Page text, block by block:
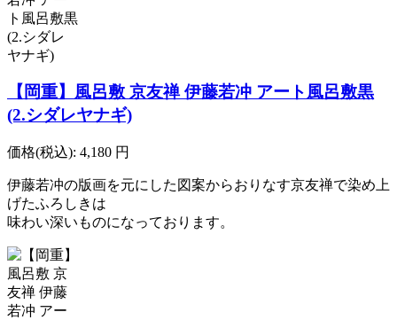
【岡重】風呂敷 京友禅 伊藤若冲 アート風呂敷黒
(2.シダレヤナギ)
価格(税込): 4,180 円
伊藤若冲の版画を元にした図案からおりなす京友禅で染め上
げたふろしきは
味わい深いものになっております。